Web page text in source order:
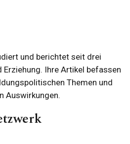
und berichtet seit drei
Erziehung. Ihre Artikel befassen
Themen und
Auswirkungen.